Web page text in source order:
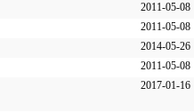
2011-05-08
2011-05-08
2014-05-26
2011-05-08
2017-01-16